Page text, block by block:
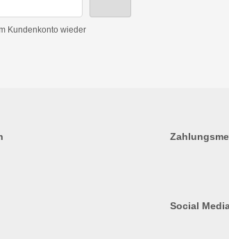
Kundenkonto wieder
Social